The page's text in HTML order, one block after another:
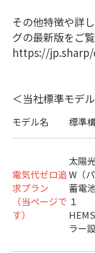
その他特徴や詳
グの最新版をご覧
https://
＜当社標準モデ
モデル名 標準
電気代ゼロ追
求プラン
（当ページで
す）
太陽
W（
蓄電
１
ラー